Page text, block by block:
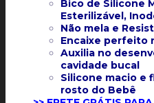
Bico de Silicone
Esterilizável,
Não mela e
Encaixe perfeito
Auxilia no
cavidade bucal
Silicone macio e
rosto do Bebê